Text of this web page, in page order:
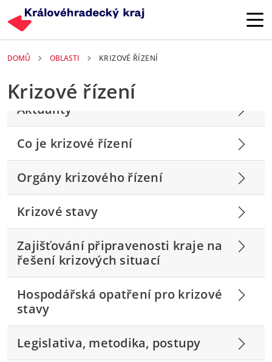
DOMŮ OBLASTI KRIZOVÉ ŘÍZENÍ
Krizové řízení
Aktuality
Co je krizové řízení
Orgány krizového řízení
Krizové stavy
Zajišťování připravenosti kraje na
řešení krizových situací
Hospodářská opatření pro krizové
stavy
Legislativa, metodika, postupy